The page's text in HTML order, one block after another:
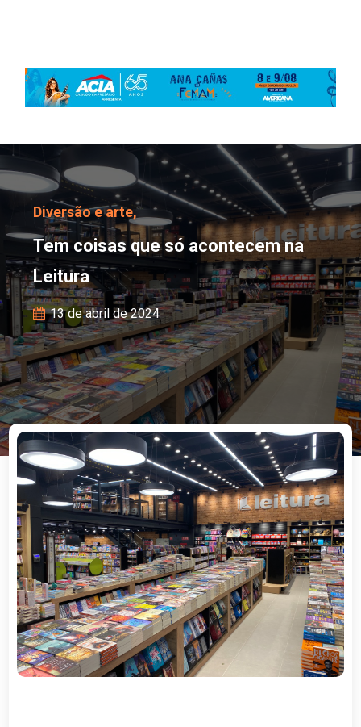
Tem coisas que só
Diversão e arte,
Tem coisas que só acontecem na
Leitura
13 de abril de 2024